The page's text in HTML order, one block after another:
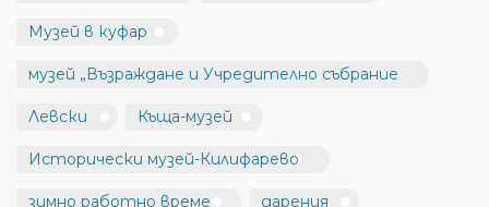
Музей в куфар
музей „Възраждане и Учредително събрание
Левски Къща-музей
Исторически музей-Килифарево
зимно работно време дарения